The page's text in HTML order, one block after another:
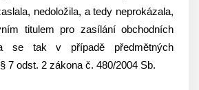
nedoložila, a tedy neprokázala,
titulem pro zasílání obchodních
se tak v případě předmětných
7 odst. 2 zákona č. 480/2004 Sb.